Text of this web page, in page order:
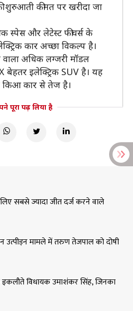
कीमत पर खरीदा जा
स्पेस और लेटेस्ट फीचर्स के
कार अच्छा विकल्प है।
अधिक लग्जरी मॉडल
बेहतर इलेक्ट्रिक SUV है। यह
किआ कार से तेज है।
पूरा पढ़ लिया है
सबसे ज्यादा जीत दर्ज करने वाले
उत्पीड़न मामले में तरुण तेजपाल को दोषी
इकलौते विधायक उमाशंकर सिंह, जिनका